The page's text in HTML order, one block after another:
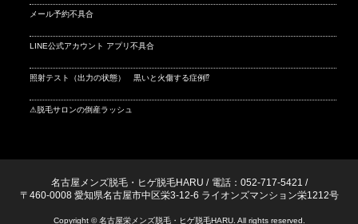
メール予約不具合
LINE公式アカウント アプリ不具合
照射テスト（出力の状態） 黒いと火傷する症例⁉
⚠脱毛サロンの倒産ラッシュ
名古屋メンズ脱毛・ヒゲ脱毛HARU / 電話：052-717-5421 /
〒460-0008 愛知県名古屋市中区栄3-12-6 ライオンズマンション栄1212号
Copyright © 名古屋栄メンズ脱毛・ヒゲ脱毛HARU. All rights reserved.